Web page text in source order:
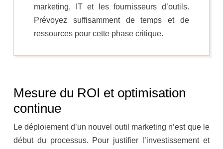
marketing, IT et les fournisseurs d’outils.
Prévoyez suffisamment de temps et de
ressources pour cette phase critique.
Mesure du ROI et optimisation
continue
Le déploiement d’un nouvel outil marketing n’est que le
début du processus. Pour justifier l’investissement et